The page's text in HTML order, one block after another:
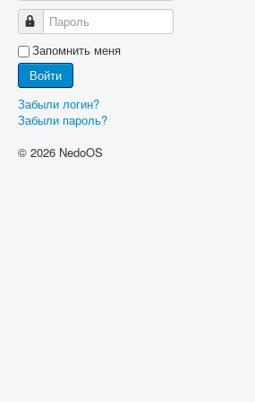
Пароль
Запомнить меня
Войти
Забыли логин?
Забыли пароль?
© 2026 NedoOS